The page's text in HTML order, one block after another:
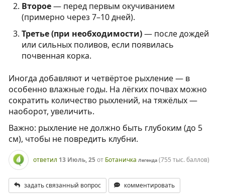
Второе— перед первым окучиванием
(примерно через 7–10 дней).
Третье (при необходимости)— после дождей
или сильных поливов, если появилась
почвенная корка.
Иногда добавляют и четвёртое рыхление — в
особенно влажные годы. На лёгких почвах можно
сократить количество рыхлений, на тяжёлых —
наоборот, увеличить.
Важно: рыхление не должно быть глубоким (до 5
см), чтобы не повредить клубни.
ответил 13 Июль, 25от Ботаничка Легенда (755 тыс.баллов)
задать связанный вопрос комментировать